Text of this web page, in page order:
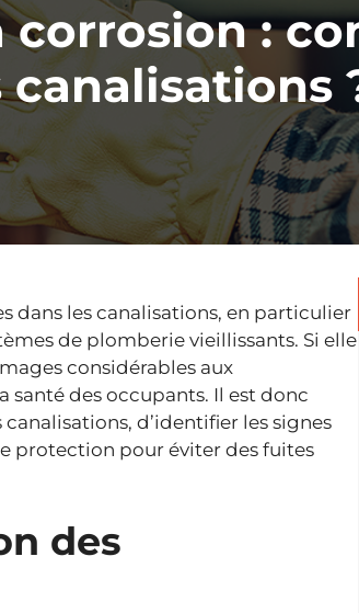
corrosion :
canalisations
dans les canalisations, en particulier
de plomberie vieillissants. Si elle
considérables aux
des occupants. Il est donc
d’identifier les signes
protection pour éviter des fuites
des